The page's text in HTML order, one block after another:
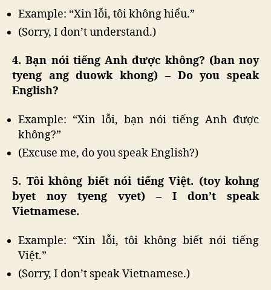
Example: “Xin lỗi, tôi không hiểu.”
(Sorry, I don’t understand.)
4. Bạn nói tiếng Anh được không? (ban noy
tyeng ang duowk khong) – Do you speak
English?
Example: “Xin lỗi, bạn nói tiếng Anh được
không?”
(Excuse me, do you speak English?)
5. Tôi không biết nói tiếng Việt. (toy kohng
byet noy tyeng vyet) – I don’t speak
Vietnamese.
Example: “Xin lỗi, tôi không biết nói tiếng
Việt.”
(Sorry, I don’t speak Vietnamese.)